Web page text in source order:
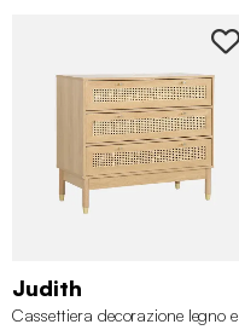
Judith
Cassettiera decorazione legno e